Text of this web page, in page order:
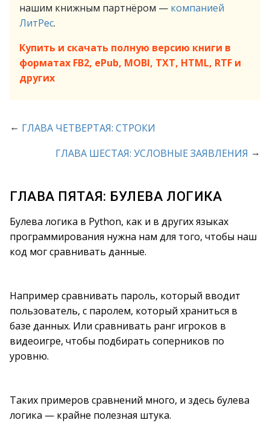
нашим книжным партнёром — компанией
ЛитРес.
Купить и скачать полную версию книги в
форматах FB2, ePub, MOBI, TXT, HTML, RTF и
других
← ГЛАВА ЧЕТВЕРТАЯ: СТРОКИ
ГЛАВА ШЕСТАЯ: УСЛОВНЫЕ ЗАЯВЛЕНИЯ →
ГЛАВА ПЯТАЯ: БУЛЕВА ЛОГИКА
Булева логика в Python, как и в других языках
программирования нужна нам для того, чтобы наш
код мог сравнивать данные.
Например сравнивать пароль, который вводит
пользователь, с паролем, который храниться в
базе данных. Или сравнивать ранг игроков в
видеоигре, чтобы подбирать соперников по
уровню.
Таких примеров сравнений много, и здесь булева
логика — крайне полезная штука.